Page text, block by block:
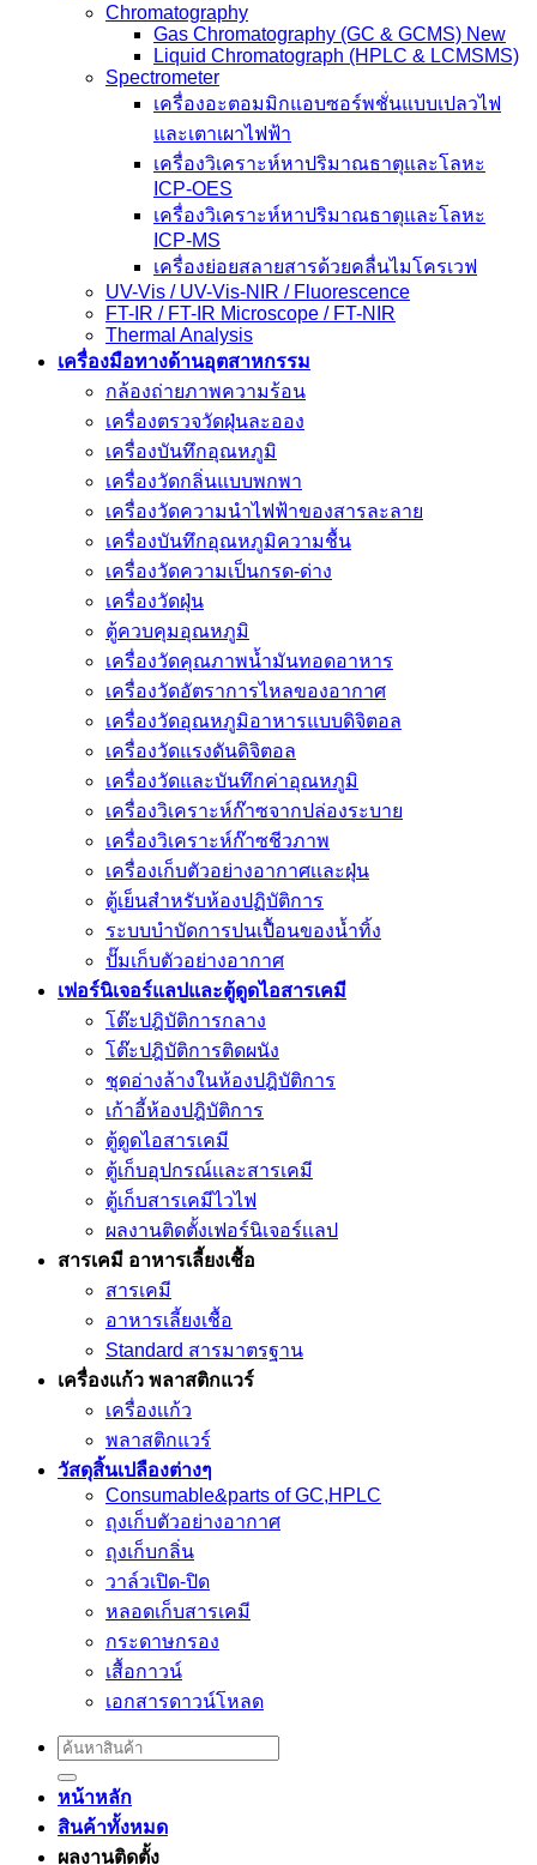
Chromatography
Gas Chromatography (GC & GCMS) New
Liquid Chromatograph (HPLC & LCMSMS)
Spectrometer
เครื่องอะตอมมิกแอบซอร์พชั่นแบบเปลวไฟ
และเตาเผาไฟฟ้า
เครื่องวิเคราะห์หาปริมาณธาตุและโลหะ
ICP-OES
เครื่องวิเคราะห์หาปริมาณธาตุและโลหะ
ICP-MS
เครื่องย่อยสลายสารด้วยคลื่นไมโครเวฟ
UV-Vis / UV-Vis-NIR / Fluorescence
FT-IR / FT-IR Microscope / FT-NIR
Thermal Analysis
เครื่องมือทางด้านอุตสาหกรรม
กล้องถ่ายภาพความร้อน
เครื่องตรวจวัดฝุ่นละออง
เครื่องบันทึกอุณหภูมิ
เครื่องวัดกลิ่นแบบพกพา
เครื่องวัดความนําไฟฟ้าของสารละลาย
เครื่องบันทึกอุณหภูมิความชื้น
เครื่องวัดความเป็นกรด-ด่าง
เครื่องวัดฝุ่น
ตู้ควบคุมอุณหภูมิ
เครื่องวัดคุณภาพน้ำมันทอดอาหาร
เครื่องวัดอัตราการไหลของอากาศ
เครื่องวัดอุณหภูมิอาหารแบบดิจิตอล
เครื่องวัดแรงดันดิจิตอล
เครื่องวัดและบันทึกค่าอุณหภูมิ
เครื่องวิเคราะห์ก๊าซจากปล่องระบาย
เครื่องวิเคราะห์ก๊าซชีวภาพ
เครื่องเก็บตัวอย่างอากาศเเละฝุ่น
ตู้เย็นสำหรับห้องปฏิบัติการ
ระบบบำบัดการปนเปื้อนของน้ำทิ้ง
ปั๊มเก็บตัวอย่างอากาศ
เฟอร์นิเจอร์แลปและตู้ดูดไอสารเคมี
โต๊ะปฎิบัติการกลาง
โต๊ะปฎิบัติการติดผนัง
ชุดอ่างล้างในห้องปฎิบัติการ
เก้าอี้ห้องปฎิบัติการ
ตู้ดูดไอสารเคมี
ตู้เก็บอุปกรณ์เเละสารเคมี
ตู้เก็บสารเคมีไวไฟ
ผลงานติดตั้งเฟอร์นิเจอร์เเลป
สารเคมี อาหารเลี้ยงเชื้อ
สารเคมี
อาหารเลี้ยงเชื้อ
Standard สารมาตรฐาน
เครื่องเเก้ว พลาสติกแวร์
เครื่องเเก้ว
พลาสติกแวร์
วัสดุสิ้นเปลืองต่างๆ
Consumable&parts of GC,HPLC
ถุงเก็บตัวอย่างอากาศ
ถุงเก็บกลิ่น
วาล์วเปิด-ปิด
หลอดเก็บสารเคมี
กระดาษกรอง
เสื้อกาวน์
เอกสารดาวน์โหลด
Search
for:
หน้าหลัก
สินค้าทั้งหมด
ผลงานติดตั้ง